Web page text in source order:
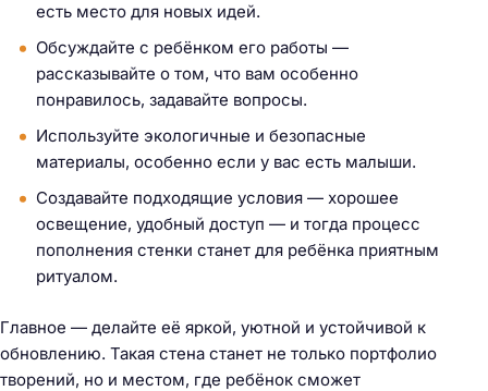
есть место для новых идей.
Обсуждайте с ребёнком его работы —
рассказывайте о том, что вам особенно
понравилось, задавайте вопросы.
Используйте экологичные и безопасные
материалы, особенно если у вас есть малыши.
Создавайте подходящие условия — хорошее
освещение, удобный доступ — и тогда процесс
пополнения стенки станет для ребёнка приятным
ритуалом.
Главное — делайте её яркой, уютной и устойчивой к
обновлению. Такая стена станет не только портфолио
творений, но и местом, где ребёнок сможет